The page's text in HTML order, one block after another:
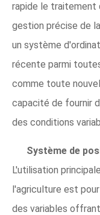
rapide le traitement
gestion précise de
un système
récente parmi
comme toute
capacité de fournir
des conditions
Système de
L'utilisation
l'agriculture est
des variables